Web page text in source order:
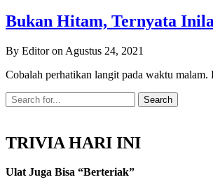
Bukan Hitam, Ternyata
By Editor on Agustus 24, 2021
Cobalah perhatikan langit pada waktu malam.
TRIVIA HARI INI
Ulat Juga Bisa “Berteriak”